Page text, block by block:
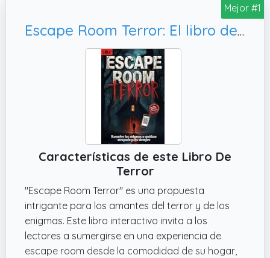
Mejor #1
Escape Room Terror: El libro de enigmas interactivo para los adultos amantes del terror (Libros Escape Room 2.0)
Características de este Libro De
Terror
"Escape Room Terror" es una propuesta
intrigante para los amantes del terror y de los
enigmas. Este libro interactivo invita a los
lectores a sumergirse en una experiencia de
escape room desde la comodidad de su hogar,